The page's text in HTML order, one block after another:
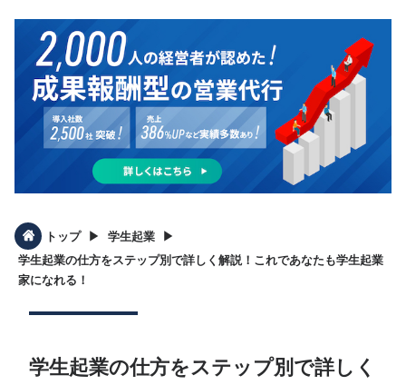
トップ ▶︎ 学生起業 ▶︎
学生起業の仕方をステップ別で詳しく解説！これであなたも学生起業
家になれる！
学生起業の仕方をステップ別で詳しく